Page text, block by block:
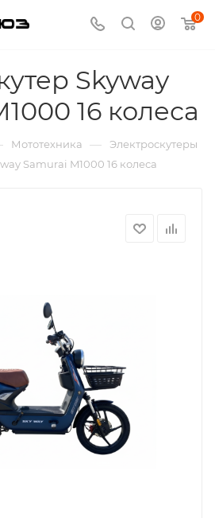
0
Skyway
16 колеса
Мототехника — Электроскутеры
Samurai M1000 16 колеса